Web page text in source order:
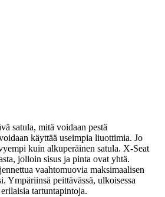
satula, mitä voidaan pestä
käyttää useimpia liuottimia. Jo
kuin alkuperäinen satula. X-Seat
jolloin sisus ja pinta ovat yhtä.
vaahtomuovia maksimaalisen
Ympäriinsä peittävässä, ulkoisessa
tartuntapintoja.